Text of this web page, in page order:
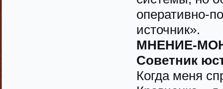
оперативно-
источник».
МНЕНИЕ-
Советник
Когда меня